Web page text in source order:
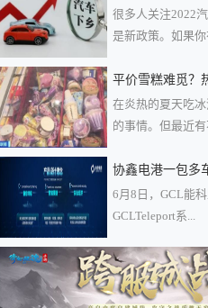
很多人关注2022
是新政策。如果你
平价雪糕难觅？
在炎热的夏天吃
的事情。但最近有
协鑫电港一包多
6月8日，GCL能
GCLTeleport系...